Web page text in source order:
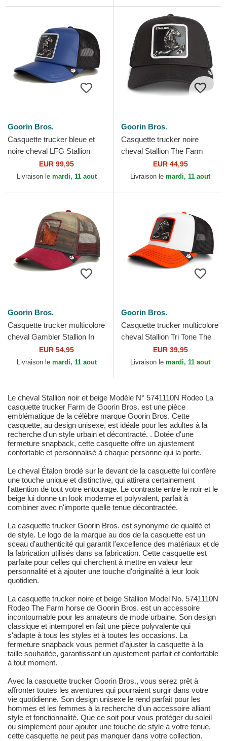
Goorin Bros.
Casquette trucker bleue et
noire cheval LFG Stallion
Pre-Game Seasonal The
Farm Goorin Bros.
EUR 99,95
Livraison le mardi, 11 aout
Goorin Bros.
Casquette trucker noire
cheval Stallion The Farm
Goorin Bros.EUR 44,95
Livraison le mardi, 11 aout
Goorin Bros.
Casquette trucker multicolore
cheval Gambler Stallion In
The Element The Farm
Goorin Bros.
EUR 54,95
Livraison le mardi, 11 aout
Goorin Bros.
Casquette trucker multicolore
cheval Stallion Tri Tone The
Farm Goorin Bros.
EUR 39,95
Livraison le mardi, 11 aout
Le cheval Stallion noir et beige Modèle N° 5741110N Rodeo La
casquette trucker Farm de Goorin Bros. est une pièce
emblématique de la célèbre marque Goorin Bros. Cette
casquette, au design unisexe, est idéale pour les adultes à la
recherche d'un style urbain et décontracté. . Dotée d'une
fermeture snapback, cette casquette offre un ajustement
confortable et personnalisé à chaque personne qui la porte.
Le cheval Étalon brodé sur le devant de la casquette lui confère
une touche unique et distinctive, qui attirera certainement
l'attention de tout votre entourage. Le contraste entre le noir et le
beige lui donne un look moderne et polyvalent, parfait à
combiner avec n'importe quelle tenue décontractée.
La casquette trucker Goorin Bros. est synonyme de qualité et
de style. Le logo de la marque au dos de la casquette est un
sceau d'authenticité qui garantit l'excellence des matériaux et de
la fabrication utilisés dans sa fabrication. Cette casquette est
parfaite pour celles qui cherchent à mettre en valeur leur
personnalité et à ajouter une touche d'originalité à leur look
quotidien.
La casquette trucker noire et beige Stallion Model No. 5741110N
Rodeo The Farm horse de Goorin Bros. est un accessoire
incontournable pour les amateurs de mode urbaine. Son design
classique et intemporel en fait une pièce polyvalente qui
s'adapte à tous les styles et à toutes les occasions. La
fermeture snapback vous permet d'ajuster la casquette à la
taille souhaitée, garantissant un ajustement parfait et confortable
à tout moment.
Avec la casquette trucker Goorin Bros., vous serez prêt à
affronter toutes les aventures qui pourraient surgir dans votre
vie quotidienne. Son design unisexe le rend parfait pour les
hommes et les femmes à la recherche d'un accessoire alliant
style et fonctionnalité. Que ce soit pour vous protéger du soleil
ou simplement pour ajouter une touche de style à votre tenue,
cette casquette ne peut pas manquer dans votre collection.